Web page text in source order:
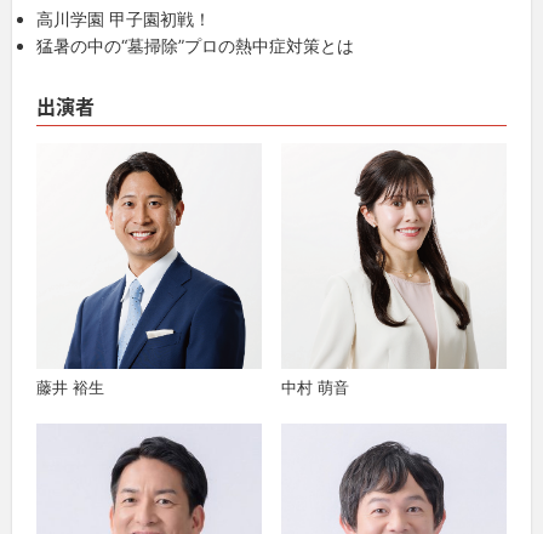
高川学園 甲子園初戦！
猛暑の中の“墓掃除”プロの熱中症対策とは
出演者
藤井 裕生 中村 萌音